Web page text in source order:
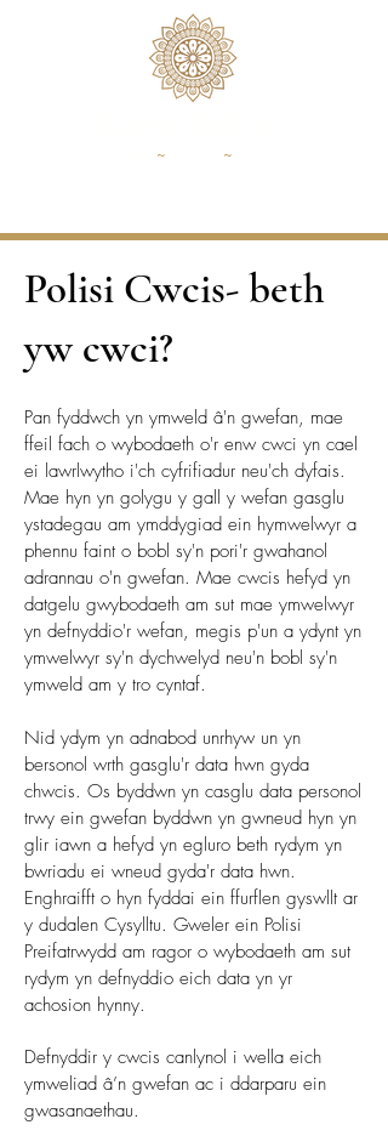
~ ~
Polisi Cwcis- beth
yw cwci?
Pan fyddwch yn ymweld â'n gwefan, mae
ffeil fach o wybodaeth o'r enw cwci yn cael
ei lawrlwytho i'ch cyfrifiadur neu'ch dyfais.
Mae hyn yn golygu y gall y wefan gasglu
ystadegau am ymddygiad ein hymwelwyr a
phennu faint o bobl sy'n pori'r gwahanol
adrannau o'n gwefan. Mae cwcis hefyd yn
datgelu gwybodaeth am sut mae ymwelwyr
yn defnyddio'r wefan, megis p'un a ydynt yn
ymwelwyr sy'n dychwelyd neu'n bobl sy'n
ymweld am y tro cyntaf.
Nid ydym yn adnabod unrhyw un yn
bersonol wrth gasglu'r data hwn gyda
chwcis. Os byddwn yn casglu data personol
trwy ein gwefan byddwn yn gwneud hyn yn
glir iawn a hefyd yn egluro beth rydym yn
bwriadu ei wneud gyda'r data hwn.
Enghraifft o hyn fyddai ein ffurflen gyswllt ar
y dudalen Cysylltu. Gweler ein Polisi
Preifatrwydd am ragor o wybodaeth am sut
rydym yn defnyddio eich data yn yr
achosion hynny.
Defnyddir y cwcis canlynol i wella eich
ymweliad â’n gwefan ac i ddarparu ein
gwasanaethau.